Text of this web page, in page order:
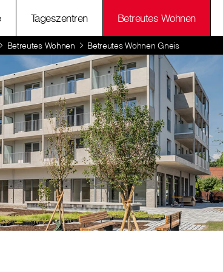
Tageszentren Betreutes Wohnen
Betreutes Wohnen Betreutes Wohnen Gneis